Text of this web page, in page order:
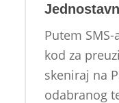
Putem
kod za
skeniraj na
odabranog